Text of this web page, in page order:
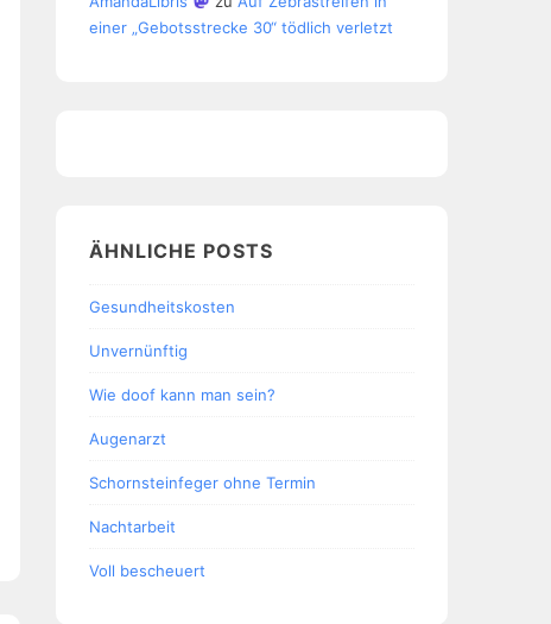
einer „Gebotsstrecke 30“ tödlich verletzt
ÄHNLICHE POSTS
Gesundheitskosten
Unvernünftig
Wie doof kann man sein?
Augenarzt
Schornsteinfeger ohne Termin
Nachtarbeit
Voll bescheuert